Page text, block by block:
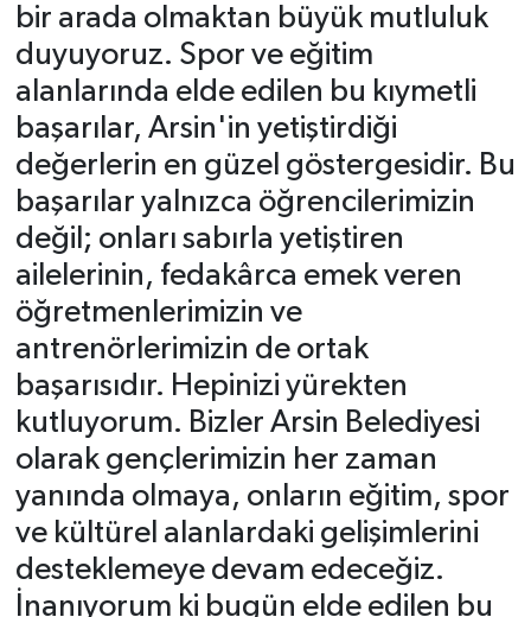
bir arada olmaktan büyük mutluluk
duyuyoruz. Spor ve eğitim
alanlarında elde edilen bu kıymetli
başarılar, Arsin'in yetiştirdiği
değerlerin en güzel göstergesidir. Bu
başarılar yalnızca öğrencilerimizin
değil; onları sabırla yetiştiren
ailelerinin, fedakârca emek veren
öğretmenlerimizin ve
antrenörlerimizin de ortak
başarısıdır. Hepinizi yürekten
kutluyorum. Bizler Arsin Belediyesi
olarak gençlerimizin her zaman
yanında olmaya, onların eğitim, spor
ve kültürel alanlardaki gelişimlerini
desteklemeye devam edeceğiz.
İnanıyorum ki bugün elde edilen bu